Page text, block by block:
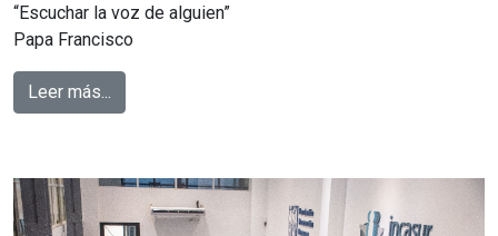
“Escuchar la voz de alguien”
Papa Francisco
Leer más...